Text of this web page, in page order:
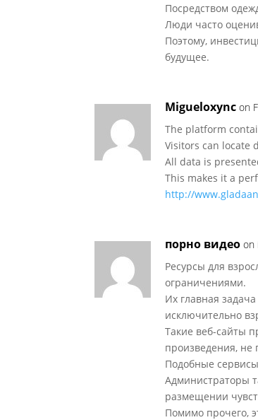
Посредством
Люди часто
Поэтому,
будущее.
Migueloxync on
The platform
Visitors can locate
All data is
This makes it a
http://
порно видео on
Ресурсы для
ограничениями.
Их главная
исключительно
Такие веб-сайты
произведения, не
Подобные
Администраторы
размещении
Помимо прочего,